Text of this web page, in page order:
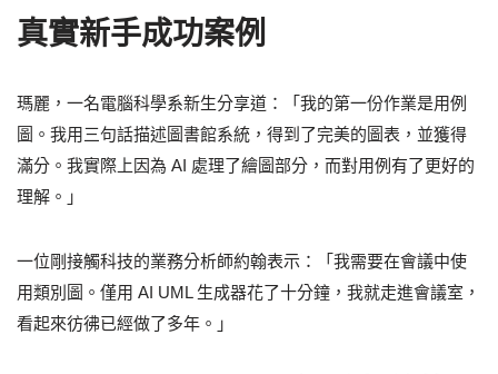
真實新手成功案例
瑪麗，一名電腦科學系新生分享道：「我的第一份作業是用例
圖。我用三句話描述圖書館系統，得到了完美的圖表，並獲得
滿分。我實際上因為 AI 處理了繪圖部分，而對用例有了更好的
理解。」
一位剛接觸科技的業務分析師約翰表示：「我需要在會議中使
用類別圖。僅用 AI UML 生成器花了十分鐘，我就走進會議室，
看起來彷彿已經做了多年。」